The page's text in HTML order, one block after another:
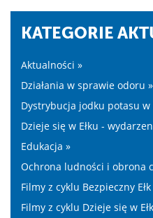
KATEGORIE
Aktualności »
Działania w sprawie odoru »
Dystrybucja jodku potasu w
Dzieje się w Ełku -
Edukacja »
Ochrona ludności i obrona
Filmy z cyklu Bezpieczny Ełk
Filmy z cyklu Dzieje się w